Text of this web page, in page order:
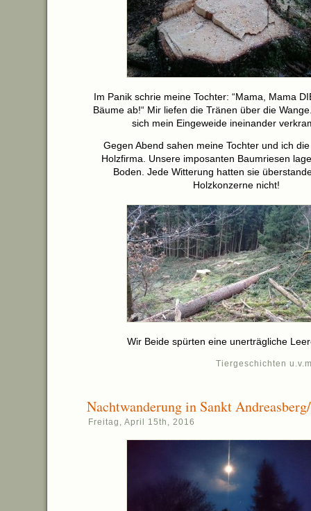
Im Panik schrie meine Tochter: “Mama, Mama
Bäume ab!“ Mir liefen die Tränen über die
sich mein Eingeweide ineinander
Gegen Abend sahen meine Tochter und ich
Holzfirma. Unsere imposanten Baumriesen
Boden. Jede Witterung hatten sie
Holzkonzerne nicht!
Wir Beide spürten eine unerträgliche
Tiergeschichten
Nachtwanderung in Sankt
Freitag, April 15th, 2016